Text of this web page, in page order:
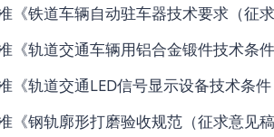
《铁道车辆自动驻车器技术要求（征求
《轨道交通车辆用铝合金锻件技术条
《轨道交通LED信号显示设备技术条
《钢轨廓形打磨验收规范（征求意见